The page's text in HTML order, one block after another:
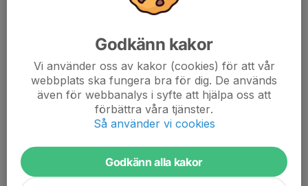
Täby FK
Ursvik IK
Vasalund IF
Dela nyhet
Godkänn kakor
Vi använder oss av kakor (cookies) för att vår
webbplats ska fungera bra för dig. De används
även för webbanalys i syfte att hjälpa oss att
förbättra våra tjänster.
Så använder vi cookies
Godkänn alla kakor